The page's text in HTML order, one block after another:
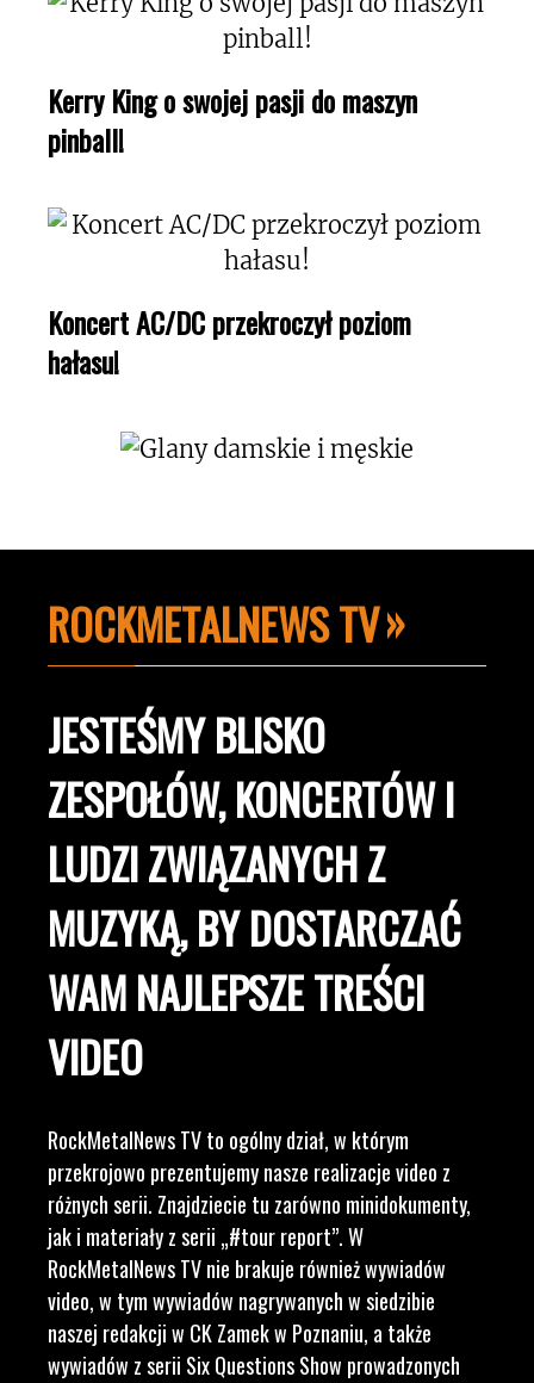
Kerry King o swojej pasji do maszyn
pinball!
Koncert AC/DC przekroczył poziom
hałasu!
ROCKMETALNEWS TV
JESTEŚMY BLISKO
ZESPOŁÓW, KONCERTÓW I
LUDZI ZWIĄZANYCH Z
MUZYKĄ, BY DOSTARCZAĆ
WAM NAJLEPSZE TREŚCI
VIDEO
RockMetalNews TV to ogólny dział, w którym
przekrojowo prezentujemy nasze realizacje video z
różnych serii. Znajdziecie tu zarówno minidokumenty,
jak i materiały z serii „#tour report”. W
RockMetalNews TV nie brakuje również wywiadów
video, w tym wywiadów nagrywanych w siedzibie
naszej redakcji w CK Zamek w Poznaniu, a także
wywiadów z serii Six Questions Show prowadzonych